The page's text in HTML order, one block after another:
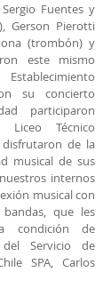
Fuentes y
Gerson Pierotti
(trombón) y
este mismo
su concierto
participaron
Técnico
disfrutaron de la
musical de sus
internos
musical con
que les
condición de
Servicio de
SPA, Carlos